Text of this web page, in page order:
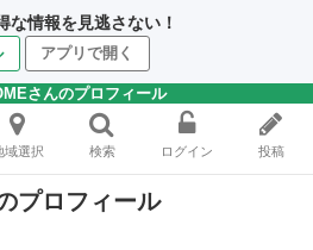
な情報を見逃さない！
アプリで開く
さんのプロフィール
域選択 検索 ログイン 投稿
プロフィール